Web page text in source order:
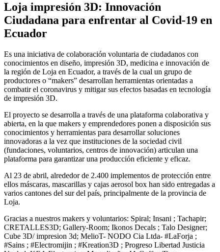
Loja impresión 3D: Innovación
Ciudadana para enfrentar al Covid-19 en
Ecuador
Es una iniciativa de colaboración voluntaria de ciudadanos con
conocimientos en diseño, impresión 3D, medicina e innovación de
la región de Loja en Ecuador, a través de la cual un grupo de
productores o “makers” desarrollan herramientas orientadas a
combatir el coronavirus y mitigar sus efectos basadas en tecnología
de impresión 3D.
El proyecto se desarrolla a través de una plataforma colaborativa y
abierta, en la que makers y emprendedores ponen a disposición sus
conocimientos y herramientas para desarrollar soluciones
innovadoras a la vez que instituciones de la sociedad civil
(fundaciones, voluntarios, centros de innovación) articulan una
plataforma para garantizar una producción eficiente y eficaz.
Al 23 de abril, alrededor de 2.400 implementos de protección entre
ellos máscaras, mascarillas y cajas aerosol box han sido entregadas a
varios cantones del sur del país, principalmente de la provincia de
Loja.
Gracias a nuestros makers y voluntarios: Spiral; Insani ; Tachapir;
CRETALLES3D; Gallery-Room; Ikonos Decals ; Talo Designer;
Cube 3D/ impresion 3d; MelioT- NODO Cia Ltda- #LaForja ;
#Sains ; #Electromijin ; #Kreation3D ; Progreso Libertad Justicia